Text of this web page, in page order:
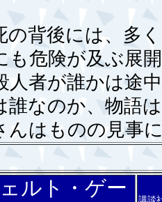
背後には、多
も危険が及ぶ展
人者が誰かは途
誰なのか、物語
んはものの見事
ルト・ゲー
講談